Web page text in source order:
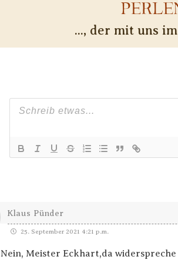
..., der mit uns
Klaus Pünder
25. September 2021 4:21 p.m.
Nein, Meister Eckhart,da